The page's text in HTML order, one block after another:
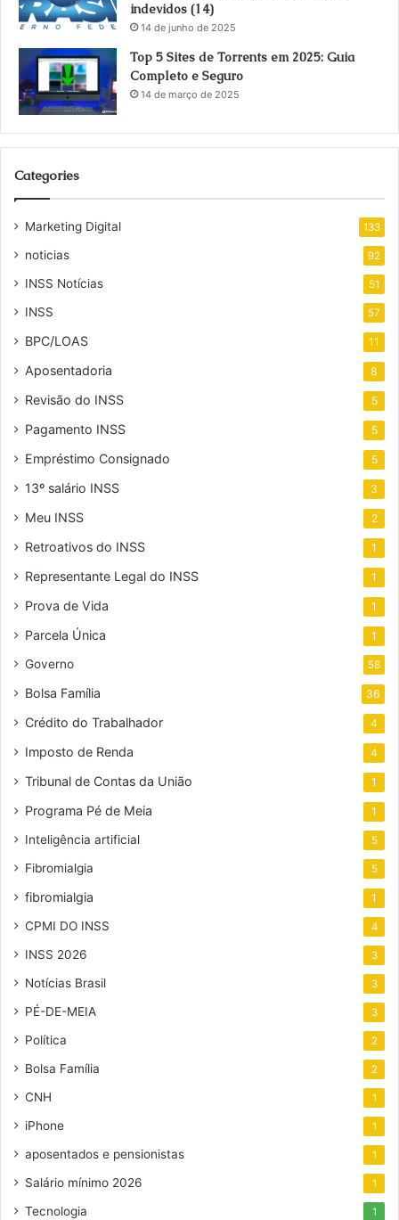
indevidos (14)
14 de junho de 2025
Top 5 Sites de Torrents em 2025: Guia
Completo e Seguro
14 de março de 2025
Categories
Marketing Digital 133
noticias 92
INSS Notícias 51
INSS 57
BPC/LOAS 11
Aposentadoria 8
Revisão do INSS 5
Pagamento INSS 5
Empréstimo Consignado 5
13º salário INSS 3
Meu INSS 2
Retroativos do INSS 1
Representante Legal do INSS 1
Prova de Vida 1
Parcela Única 1
Governo 58
Bolsa Família 36
Crédito do Trabalhador 4
Imposto de Renda 4
Tribunal de Contas da União 1
Programa Pé de Meia 1
Inteligência artificial 5
Fibromialgia 5
fibromialgia 1
CPMI DO INSS 4
INSS 2026 3
Notícias Brasil 3
PÉ-DE-MEIA 3
Política 2
Bolsa Família 2
CNH 1
iPhone 1
aposentados e pensionistas 1
Salário mínimo 2026 1
Tecnologia 1